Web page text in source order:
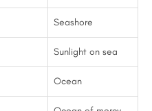
Seashore
Sunlight on sea
Ocean